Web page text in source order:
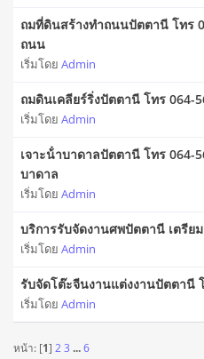
ถมที่ดินสร้างทำถนนปัตตานี โทร
ถนน
เริ่มโดย Admin
ถมดินเคลียร์ริ่งปัตตานี โทร
เริ่มโดย Admin
เจาะน้ําบาดาลปัตตานี โทร 064-
บาดาล
เริ่มโดย Admin
บริการรับจัดงานศพปัตตานี เตรีย
เริ่มโดย Admin
รับจัดโต๊ะจีนงานแต่งงานปัตตานี
เริ่มโดย Admin
หน้า: [1] 23 ...6